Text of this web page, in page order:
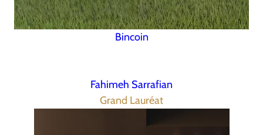
Bincoin
Fahimeh Sarrafian
Grand Lauréat